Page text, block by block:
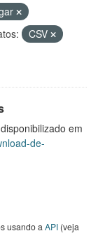
CSV
em
de-
usando a API (veja